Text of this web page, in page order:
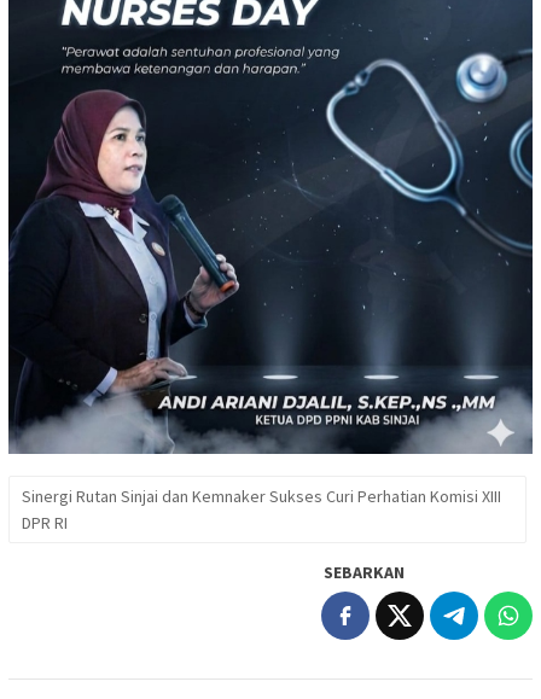
Sinergi Rutan Sinjai dan Kemnaker Sukses Curi Perhatian Komisi XIII
DPR RI
SEBARKAN